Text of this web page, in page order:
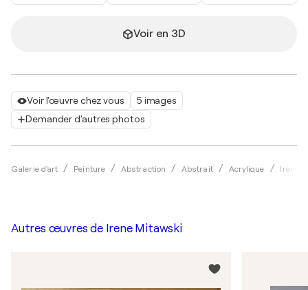
Voir l'œuvre chez vous
5 images
Demander d'autres photos
Galerie d'art Peinture Abstraction Abstrait Acrylique Irene
Voir en 3D
Autres œuvres de Irene Mitawski